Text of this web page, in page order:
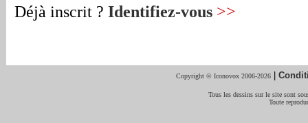
Déjà inscrit ? Identifiez-vous >>
Copyright © Iconovox 2006-2026 |
Tous les dessins sur le site sont
Toute